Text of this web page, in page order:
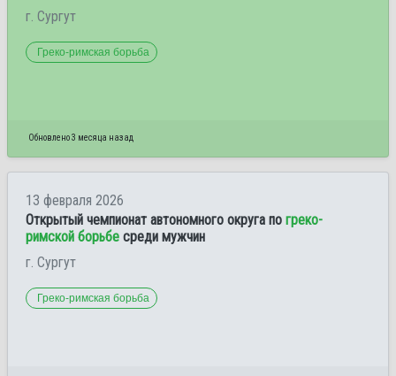
г. Сургут
Греко-римская борьба
Обновлено 3 месяца назад
13 февраля 2026
Открытый чемпионат автономного округа по греко-
римской борьбе среди мужчин
г. Сургут
Греко-римская борьба